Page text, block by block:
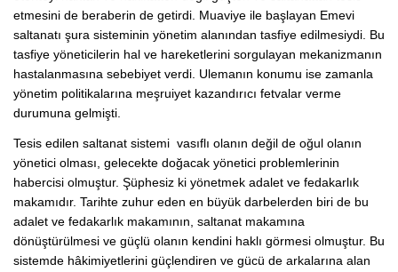
etmesini de beraberin de getirdi. Muaviye ile başlayan Emevi
saltanatı şura sisteminin yönetim alanından tasfiye edilmesiydi. Bu
tasfiye yöneticilerin hal ve hareketlerini sorgulayan mekanizmanın
hastalanmasına sebebiyet verdi. Ulemanın konumu ise zamanla
yönetim politikalarına meşruiyet kazandırıcı fetvalar verme
durumuna gelmişti.
Tesis edilen saltanat sistemi vasıflı olanın değil de oğul olanın
yönetici olması, gelecekte doğacak yönetici problemlerinin
habercisi olmuştur. Şüphesiz ki yönetmek adalet ve fedakarlık
makamıdır. Tarihte zuhur eden en büyük darbelerden biri de bu
adalet ve fedakarlık makamının, saltanat makamına
dönüştürülmesi ve güçlü olanın kendini haklı görmesi olmuştur. Bu
sistemde hâkimiyetlerini güçlendiren ve gücü de arkalarına alan